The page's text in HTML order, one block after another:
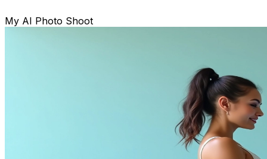
My AI Photo Shoot